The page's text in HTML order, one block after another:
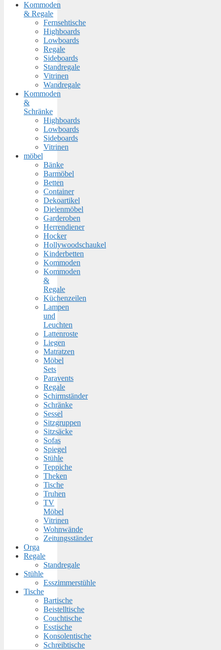
Kommoden
& Regale
Fernsehtische
Highboards
Lowboards
Regale
Sideboards
Standregale
Vitrinen
Wandregale
Kommoden
&
Schränke
Highboards
Lowboards
Sideboards
Vitrinen
möbel
Bänke
Barmöbel
Betten
Container
Dekoartikel
Dielenmöbel
Garderoben
Herrendiener
Hocker
Hollywoodschaukel
Kinderbetten
Kommoden
Kommoden
&
Regale
Küchenzeilen
Lampen
und
Leuchten
Lattenroste
Liegen
Matratzen
Möbel
Sets
Paravents
Regale
Schirmständer
Schränke
Sessel
Sitzgruppen
Sitzsäcke
Sofas
Spiegel
Stühle
Teppiche
Theken
Tische
Truhen
TV
Möbel
Vitrinen
Wohnwände
Zeitungsständer
Orga
Regale
Standregale
Stühle
Esszimmerstühle
Tische
Bartische
Beistelltische
Couchtische
Esstische
Konsolentische
Schreibtische